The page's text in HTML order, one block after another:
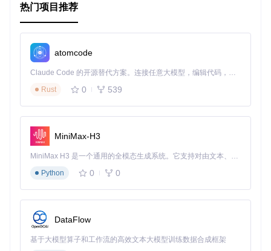
热门项目推荐
atomcode
Claude Code 的开源替代方案。连接任意大模型，编辑代码，运行命令，自动验证 — 全自动执行。用 Rust 构建，极致性能。 ｜ An open-source alternative to Claude Code. Connect any LLM, edit code, run commands, and verify changes — autonomously. Built in Rust for speed. Get Started
Rust
0 539
MiniMax-H3
MiniMax H3 是一个通用的全模态生成系统。它支持对由文本、图像、视频和音频组成的多模态上下文进行统一理解，并能生成分辨率高达 2K、时长可达 15 秒的带原生立体声音频的视频。得益于面向任务泛化的系统设计，H3 在预训练阶段就已具备广泛的多模态上下文理解与生成能力，能够出色地执行复杂的多模态指令。
Python
0 0
DataFlow
基于大模型算子和工作流的高效文本大模型训练数据合成框架